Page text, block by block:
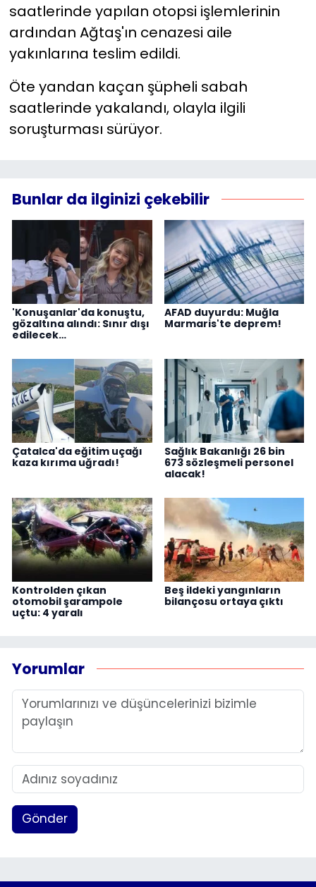
saatlerinde yapılan otopsi işlemlerinin
ardından Ağtaş'ın cenazesi aile
yakınlarına teslim edildi.
Öte yandan kaçan şüpheli sabah
saatlerinde yakalandı, olayla ilgili
soruşturması sürüyor.
Bunlar da ilginizi çekebilir
'Konuşanlar'da konuştu,
gözaltına alındı: Sınır dışı
edilecek…
AFAD duyurdu: Muğla
Marmaris'te deprem!
Çatalca'da eğitim uçağı
kaza kırıma uğradı!
Sağlık Bakanlığı 26 bin
673 sözleşmeli personel
alacak!
Kontrolden çıkan
otomobil şarampole
uçtu: 4 yaralı
Beş ildeki yangınların
bilançosu ortaya çıktı
Yorumlar
Gönder